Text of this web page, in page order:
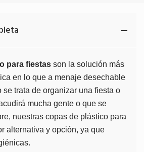
para fiestas son la solución más
en lo que a menaje desechable
se trata de organizar una fiesta o
mucha gente o que se
nuestras copas de plástico para
alternativa y opción, ya que